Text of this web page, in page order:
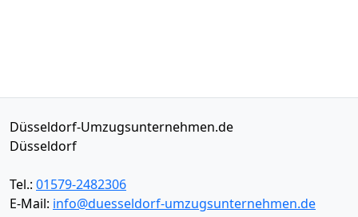
Düsseldorf-Umzugsunternehmen.de
Düsseldorf
Tel.: 01579-2482306
E-Mail: info@duesseldorf-umzugsunternehmen.de